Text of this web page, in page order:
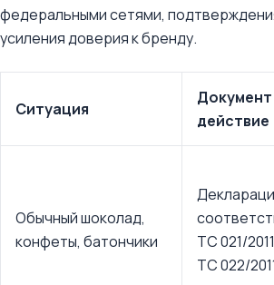
федеральными сетями,
усиления доверия к бренду.
Ситуация
Документ
действие
Обычный шоколад,
конфеты, батончики
ТС 021/
ТС 022/